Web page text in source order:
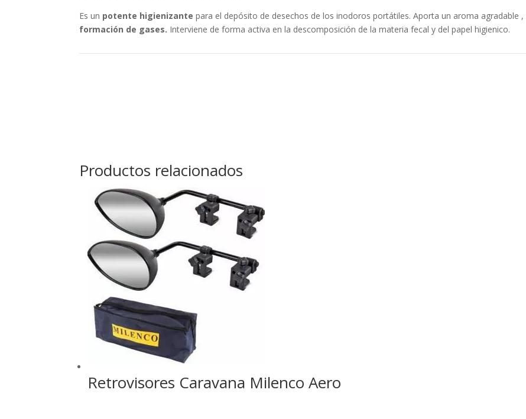
Es un potente higienizante para el depósito de desechos de los inodoros portátiles. Aporta un aroma agradable ,
formación de gases. Interviene de forma activa en la descomposición de la materia fecal y del papel higienico.
Productos relacionados
Retrovisores Caravana Milenco Aero